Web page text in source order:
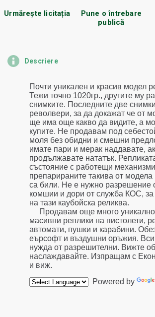
Urmărește licitația
Pune o întrebare
publică
Descriere